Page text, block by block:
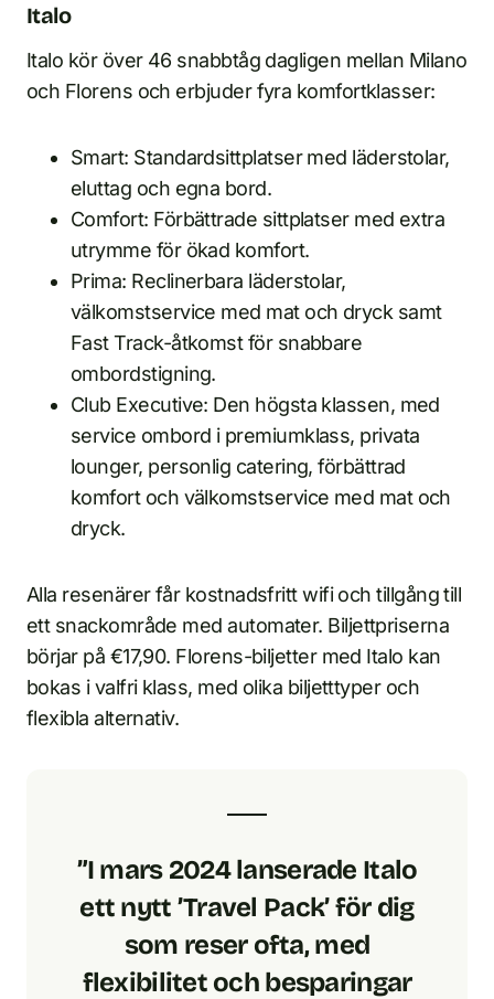
Italo
Italo kör över 46 snabbtåg dagligen mellan Milano
och Florens och erbjuder fyra komfortklasser:
Smart: Standardsittplatser med läderstolar,
eluttag och egna bord.
Comfort: Förbättrade sittplatser med extra
utrymme för ökad komfort.
Prima: Reclinerbara läderstolar,
välkomstservice med mat och dryck samt
Fast Track-åtkomst för snabbare
ombordstigning.
Club Executive: Den högsta klassen, med
service ombord i premiumklass, privata
lounger, personlig catering, förbättrad
komfort och välkomstservice med mat och
dryck.
Alla resenärer får kostnadsfritt wifi och tillgång till
ett snackområde med automater. Biljettpriserna
börjar på €17,90. Florens-biljetter med Italo kan
bokas i valfri klass, med olika biljetttyper och
flexibla alternativ.
”I mars 2024 lanserade Italo
ett nytt ’Travel Pack’ för dig
som reser ofta, med
flexibilitet och besparingar